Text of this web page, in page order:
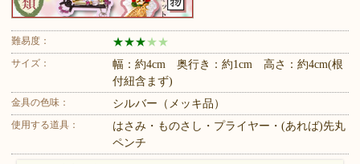
難易度： ★★★ ★ ★
サイズ：
幅：約4cm 奥行き：約1cm 高さ：約4cm(根
付紐含まず)
金具の色味： シルバー（メッキ品）
使用する道具：
はさみ・ものさし・プライヤー・(あれば)先丸
ペンチ